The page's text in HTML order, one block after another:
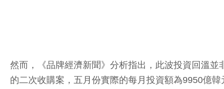
然而，《品牌經濟新聞》分析指出，此波投資回溫
的二次收購案，五月份實際的每月投資額為9950億